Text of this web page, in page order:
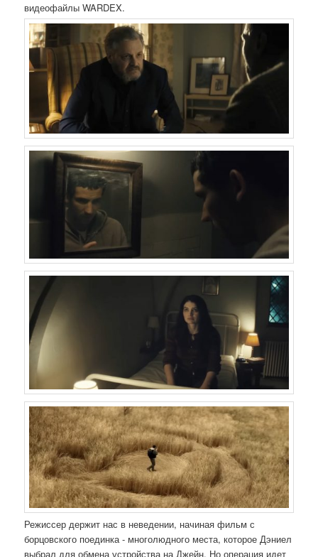
видеофайлы WARDEX.
Режиссер держит нас в неведении, начиная фильм с
борцовского поединка - многолюдного места, которое Дэниел
выбрал для обмена устройства на Джейн. Но операция идет